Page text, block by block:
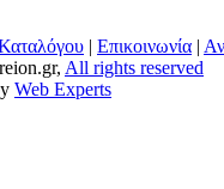
| Επικοινωνία |
All rights reserved
Web Experts